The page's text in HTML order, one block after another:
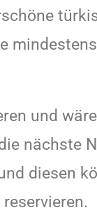
und
nächste
diesen